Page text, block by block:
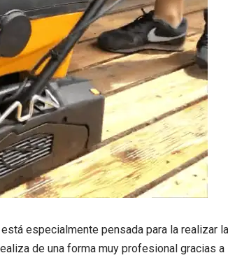
especialmente pensada para la realizar la
de una forma muy profesional gracias a